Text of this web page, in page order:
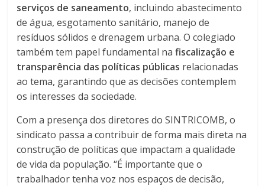
serviços de saneamento, incluindo abastecimento
de água, esgotamento sanitário, manejo de
resíduos sólidos e drenagem urbana. O colegiado
também tem papel fundamental nafiscalização e
transparência das políticas públicas relacionadas
ao tema, garantindo que as decisões contemplem
os interesses da sociedade.
Com a presença dos diretores do SINTRICOMB, o
sindicato passa a contribuir de forma mais direta na
construção de políticas que impactam a qualidade
de vida da população. “É importante que o
trabalhador tenha voz nos espaços de decisão,